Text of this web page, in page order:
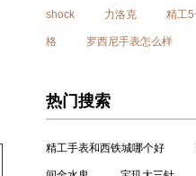
shock 力洛克 精工
格 罗西尼手表怎么样
热门搜索
精工手表和西铁城哪个好